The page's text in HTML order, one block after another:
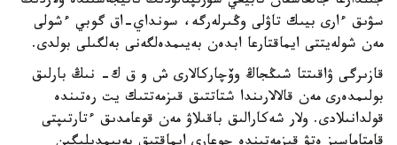
سۋىق ءارى بيىك تاۋلى وڭىرلەرگە، سونداي-اق گوبي ءشولى
مەن شولەيتتى ايماقتارعا ابدەن بەيىمدەلگەنى بەلگىلى بولدى.
قازىرگى ۋاقىتتا شىڭجاڭ وۆچاركالارى ش و ق ك- نىڭ بارلىق
بولىمدەرى مەن قالالارىندا شتاتتىق قىزمەتتىك يت رەتىندە
قولدانىلادى. ولار شەكارالىق باقىلاۋ مەن قوعامدىق ءتارتىپتى